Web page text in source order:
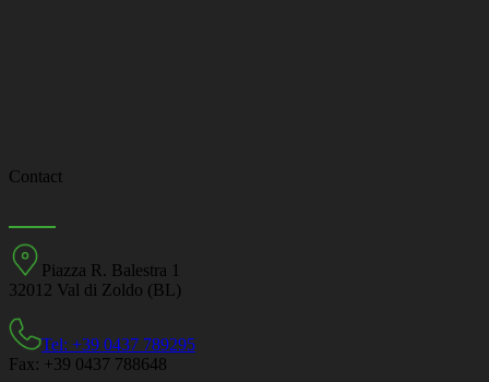
Contact
Piazza R. Balestra 1
32012 Val di Zoldo (BL)
Tel: +39 0437 789295
Fax: +39 0437 788648